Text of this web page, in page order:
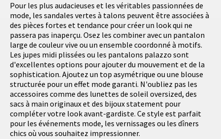
Pour les plus audacieuses et les véritables passionnées de
mode, les sandales vertes à talons peuvent être associées à
des pièces fortes et tendance pour créer un look qui ne
passera pas inaperçu. Osez les combiner avec un pantalon
large de couleur vive ou un ensemble coordonné à motifs.
Les jupes midi plissées ou les pantalons palazzo sont
d'excellentes options pour ajouter du mouvement et de la
sophistication. Ajoutez un top asymétrique ou une blouse
structurée pour un effet mode garanti. N'oubliez pas les
accessoires comme des lunettes de soleil oversized, des
sacs à main originaux et des bijoux statement pour
compléter votre look avant-gardiste. Ce style est parfait
pour les événements mode, les vernissages ou les dîners
chics où vous souhaitez impressionner.